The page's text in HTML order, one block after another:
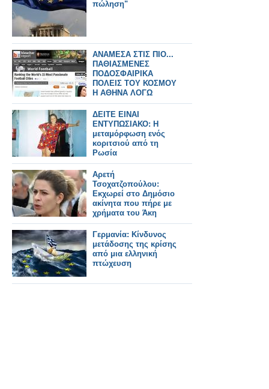
πώληση"
ΑΝΑΜΕΣΑ ΣΤΙΣ ΠΙΟ...
ΠΑΘΙΑΣΜΕΝΕΣ
ΠΟΔΟΣΦΑΙΡΙΚΑ
ΠΟΛΕΙΣ ΤΟΥ ΚΟΣΜΟΥ
Η ΑΘΗΝΑ ΛΟΓΩ
ΟΛΥΜΠΙΑΚΟΥ!
ΔΕΙΤΕ ΕΙΝΑΙ
ΕΝΤΥΠΩΣΙΑΚΟ: H
μεταμόρφωση ενός
κοριτσιού από τη
Ρωσία
Αρετή
Τσοχατζοπούλου:
Εκχωρεί στο Δημόσιο
ακίνητα που πήρε με
χρήματα του Άκη
Γερμανία: Κίνδυνος
μετάδοσης της κρίσης
από μια ελληνική
πτώχευση